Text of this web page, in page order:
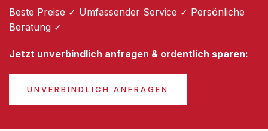
Beste Preise ✓ Umfassender Service ✓ Persönliche
Beratung ✓
Jetzt unverbindlich anfragen & ordentlich sparen:
UNVERBINDLICH ANFRAGEN